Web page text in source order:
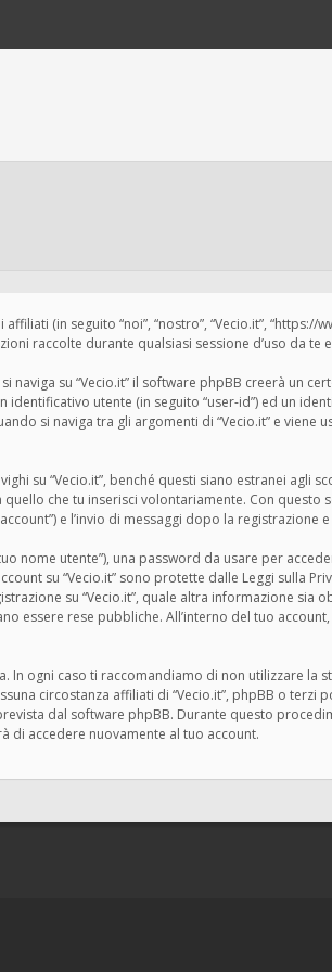
(in seguito “noi”, “nostro”, “Vecio.it”, “https://
raccolte durante qualsiasi sessione d’uso da te
su “Vecio.it” il software phpBB creerà un
utente (in seguito “user-id”) ed un
si naviga tra gli argomenti di “Vecio.it” e
su “Vecio.it”, benché questi siano estranei
che tu inserisci volontariamente. Con questo
e l’invio di messaggi dopo la registrazione e
nome utente”), una password da usare per
su “Vecio.it” sono protette dalle Leggi sulla
su “Vecio.it”, quale altra informazione sia
essere rese pubbliche. All’interno del tuo
In ogni caso ti raccomandiamo di non utilizzare
circostanza affiliati di “Vecio.it”, phpBB o
dal software phpBB. Durante questo
di accedere nuovamente al tuo account.